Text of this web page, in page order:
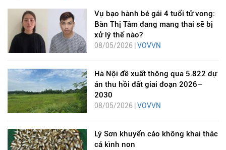
Vụ bạo hành bé gái 4 tuổi tử vong:
Bàn Thị Tâm đang mang thai sẽ bị
xử lý thế nào?
08/05/2026 | VOVVN
Hà Nội đề xuất thông qua 5.822 dự
án thu hồi đất giai đoạn 2026–
2030
08/05/2026 | VOVVN
Lý Sơn khuyến cáo không khai thác
cá kình non